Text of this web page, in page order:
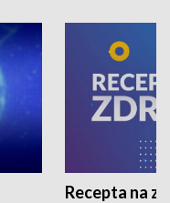
Recepta na